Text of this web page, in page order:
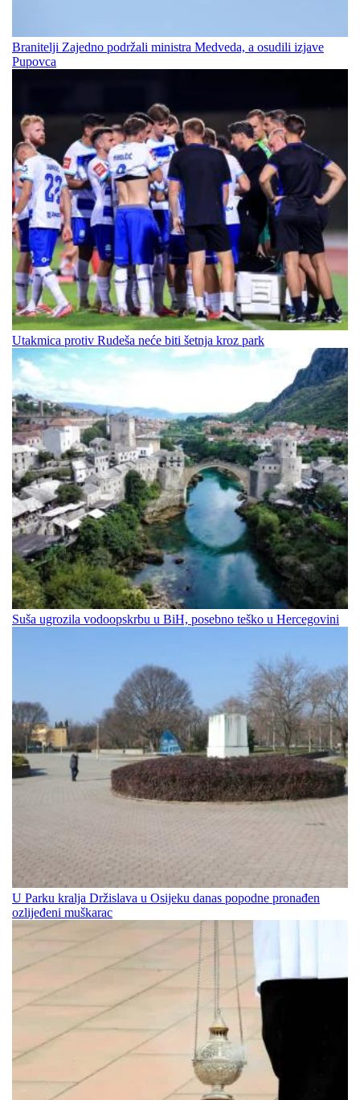
Branitelji Zajedno podržali ministra Medveda, a osudili izjave
Pupovca
Utakmica protiv Rudeša neće biti šetnja kroz park
Suša ugrozila vodoopskrbu u BiH, posebno teško u Hercegovini
U Parku kralja Držislava u Osijeku danas popodne pronađen
ozlijeđeni muškarac